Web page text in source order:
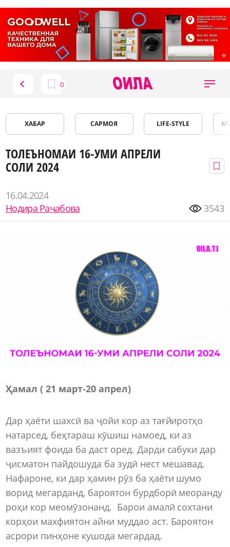
ХАБАР САРМОЯ LIFE-STYLE
ТОЛЕЪНОМАИ 16-УМИ АПРЕЛИ
СОЛИ 2024
16.04.2024
Нодира Раҷабова
3543
Ҳамал ( 21 март-20 апрел)
Дар ҳаёти шахсӣ ва ҷойи кор аз тағйиротҳо
натарсед, беҳтараш кӯшиш намоед, ки аз
вазъият фоида ба даст оред. Дарди сабуки дар
ҷисматон пайдошуда ба зудӣ нест мешавад.
Нафароне, ки дар ҳамин рӯз ба ҳаёти шумо
ворид мегарданд, бароятон бурдборӣ меоранду
роҳи кор меомӯзонанд. Барои амалӣ сохтани
корҳои махфиятон айни муддао аст. Бароятон
асрори пинҳоне кушода мегардад.